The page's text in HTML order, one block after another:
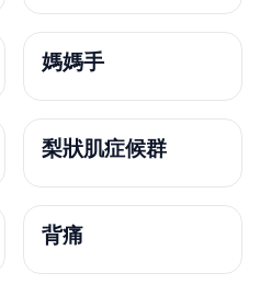
媽媽手
梨狀肌症候群
背痛